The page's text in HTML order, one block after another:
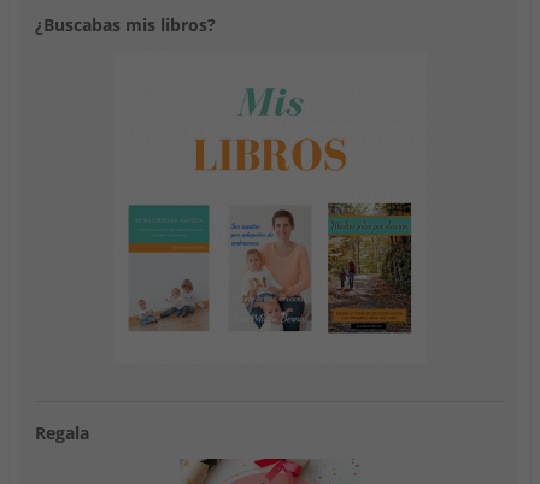
¿Buscabas mis libros?
Regala